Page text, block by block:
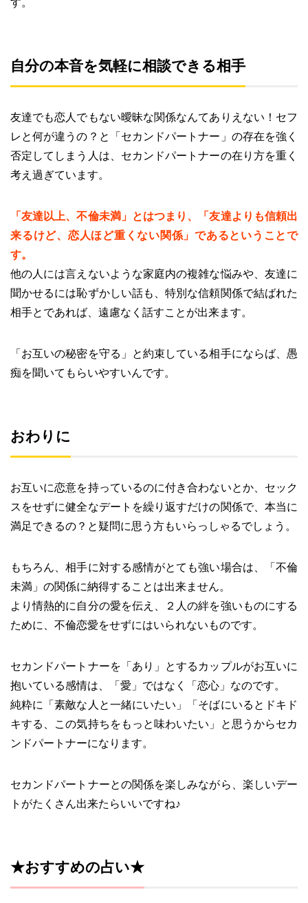
す。
自分の本音を気軽に相談できる相手
友達でも恋人でもない曖昧な関係なんてありえない！セフ
レと何が違うの？と「セカンドパートナー」の存在を強く
否定してしまう人は、セカンドパートナーの在り方を重く
考え過ぎています。
「友達以上、不倫未満」とはつまり、「友達よりも信頼出
来るけど、恋人ほど重くない関係」であるということで
す。
他の人には言えないような家庭内の複雑な悩みや、友達に
聞かせるには恥ずかしい話も、特別な信頼関係で結ばれた
相手とであれば、遠慮なく話すことが出来ます。
「お互いの秘密を守る」と約束している相手にならば、愚
痴を聞いてもらいやすいんです。
おわりに
お互いに恋意を持っているのに付き合わないとか、セック
スをせずに健全なデートを繰り返すだけの関係で、本当に
満足できるの？と疑問に思う方もいらっしゃるでしょう。
もちろん、相手に対する感情がとても強い場合は、「不倫
未満」の関係に納得することは出来ません。
より情熱的に自分の愛を伝え、２人の絆を強いものにする
ために、不倫恋愛をせずにはいられないものです。
セカンドパートナーを「あり」とするカップルがお互いに
抱いている感情は、「愛」ではなく「恋心」なのです。
純粋に「素敵な人と一緒にいたい」「そばにいるとドキド
キする、この気持ちをもっと味わいたい」と思うからセカ
ンドパートナーになります。
セカンドパートナーとの関係を楽しみながら、楽しいデー
トがたくさん出来たらいいですね♪
★おすすめの占い★